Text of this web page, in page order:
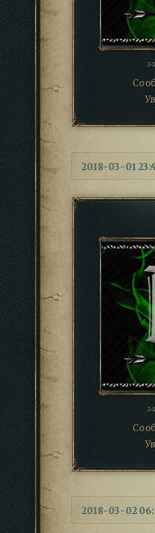
2018-03-01
2018-03-02